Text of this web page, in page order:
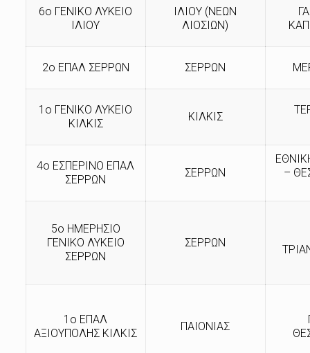
6ο ΓΕΝΙΚΟ ΛΥΚΕΙΟ
ΙΛΙΟΥ
ΙΛΙΟΥ (ΝΕΩΝ
ΛΙΟΣΙΩΝ)
2ο ΕΠΑΛ ΣΕΡΡΩΝ ΣΕΡΡΩΝ
1ο ΓΕΝΙΚΟ ΛΥΚΕΙΟ
ΚΙΛΚΙΣ
ΚΙΛΚΙΣ
4ο ΕΣΠΕΡΙΝΟ ΕΠΑΛ
ΣΕΡΡΩΝ
ΣΕΡΡΩΝ
–
5ο ΗΜΕΡΗΣΙΟ
ΓΕΝΙΚΟ ΛΥΚΕΙΟ
ΣΕΡΡΩΝ
ΣΕΡΡΩΝ
1ο ΕΠΑΛ
ΑΞΙΟΥΠΟΛΗΣ ΚΙΛΚΙΣ
ΠΑΙΟΝΙΑΣ